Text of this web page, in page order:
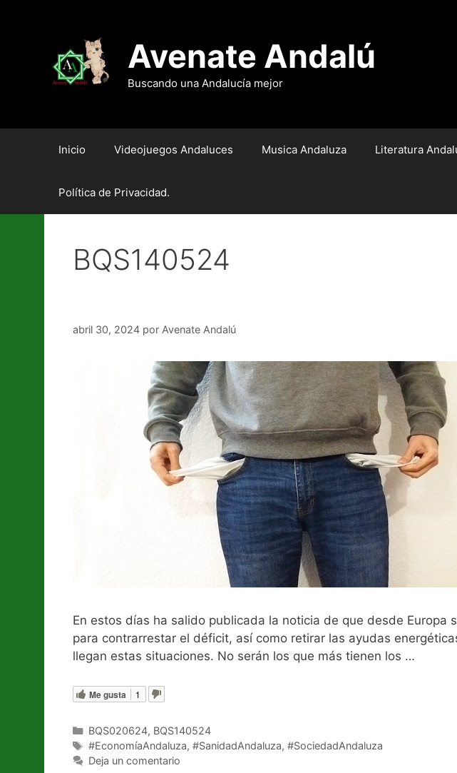
Avenate Andalú
Buscando una Andalucía mejor
Inicio Videojuegos Andaluces Musica Andaluza Literatura
Política de Privacidad.
BQS140524
abril 30, 2024 por Avenate Andalú
En estos días ha salido publicada la noticia de que desde
para contrarrestar el déficit, así como retirar las ayudas
llegan estas situaciones. No serán los que más tienen los …
Me gusta 1
Categorías
BQS020624, BQS140524
Etiquetas
#EconomíaAndaluza, #SanidadAndaluza, #SociedadAndaluza
Deja un comentario